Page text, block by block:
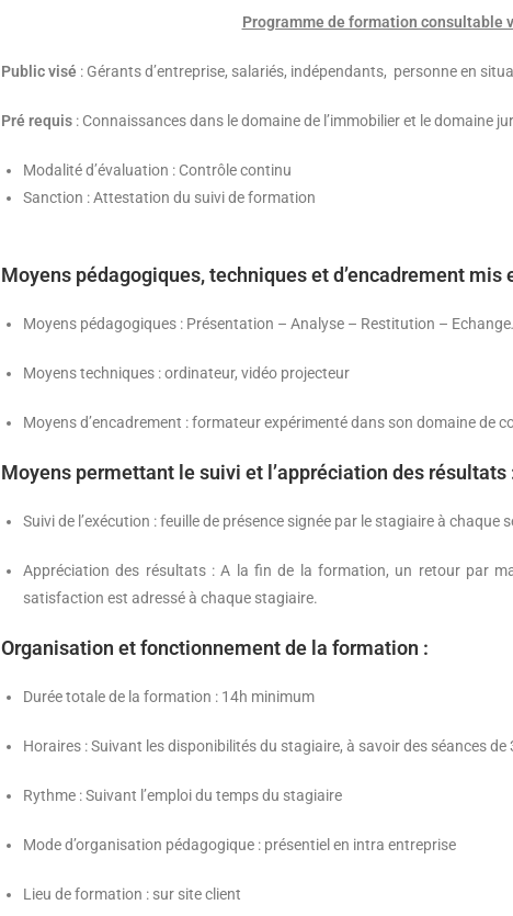
Programme de formation consultable
Public visé : Gérants d’entreprise, salariés, indépendants, personne en
Pré requis : Connaissances dans le domaine de l’immobilier et le domaine
Modalité d’évaluation : Contrôle continu
Sanction : Attestation du suivi de formation
Moyens pédagogiques, techniques et d’encadrement mis
Moyens pédagogiques : Présentation – Analyse – Restitution – Echange.
Moyens techniques : ordinateur, vidéo projecteur
Moyens d’encadrement : formateur expérimenté dans son domaine de
Moyens permettant le suivi et l’appréciation des résultats
Suivi de l’exécution : feuille de présence signée par le stagiaire à chaque
Appréciation des résultats : A la fin de la formation, un retour par
satisfaction est adressé à chaque stagiaire.
Organisation et fonctionnement de la formation :
Durée totale de la formation : 14h minimum
Horaires : Suivant les disponibilités du stagiaire, à savoir des séances de
Rythme : Suivant l’emploi du temps du stagiaire
Mode d’organisation pédagogique : présentiel en intra entreprise
Lieu de formation : sur site client